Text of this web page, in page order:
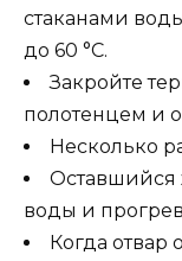
стаканами
до 60 °C.
Закройте
полотенцем и
Несколько
Оставшийся
воды и
Когда отвар